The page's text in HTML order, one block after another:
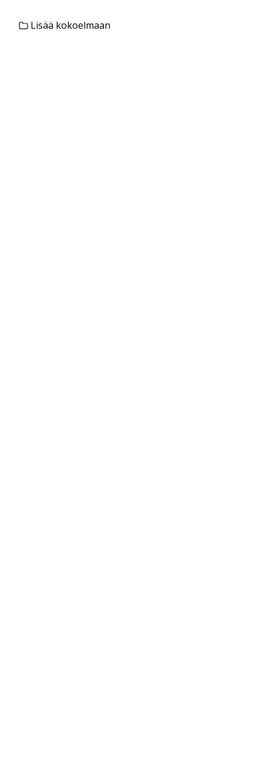
Lisää kokoelmaan